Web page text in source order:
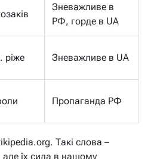
Зневажливе в
РФ, горде в UA
ріже Зневажливе в UA
Пропаганда РФ
Такі слова –
але їх сила в нашому